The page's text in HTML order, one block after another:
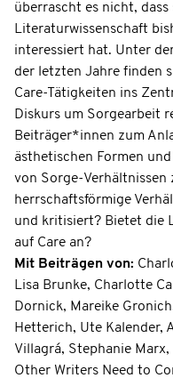
überrascht es nicht, dass
Literaturwissenschaft
interessiert hat. Unter
der letzten Jahre finden
Care-Tätigkeiten ins
Diskurs um Sorgearbeit
Beiträger*innen zum
ästhetischen Formen
von Sorge-Verhältnissen
herrschaftsförmige
und kritisiert? Bietet die
auf Care an?
Mit Beiträgen von:
Lisa Brunke, Charlotte
Dornick, Mareike
Hetterich, Ute Kalender,
Villagrá, Stephanie
Other Writers Need to